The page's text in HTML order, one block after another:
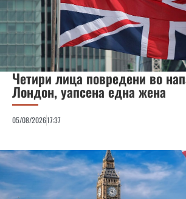
Четири лица повредени во
Лондон, уапсена една жена
05/08/202617:37